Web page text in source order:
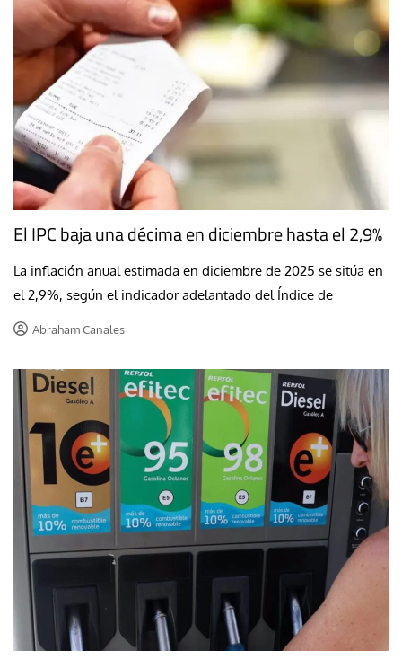
El IPC baja una décima en diciembre hasta el 2,9%
La inflación anual estimada en diciembre de 2025 se sitúa en
el 2,9%, según el indicador adelantado del Índice de
Abraham Canales